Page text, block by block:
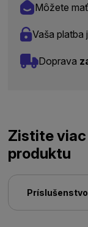
Môžete
Vaša platba
Doprava
Zistite
produktu
Príslušenstvo